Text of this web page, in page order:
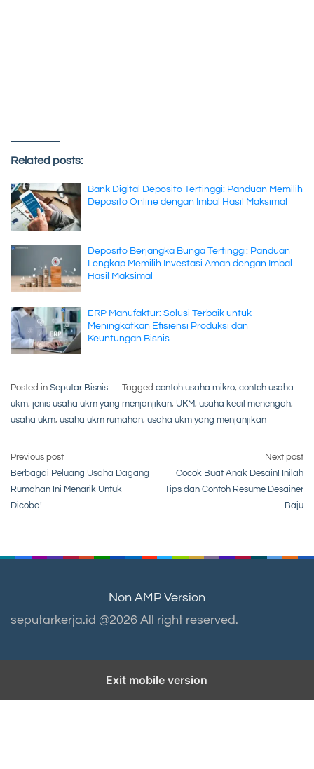
Related posts:
Bank Digital Deposito Tertinggi: Panduan Memilih
Deposito Online dengan Imbal Hasil Maksimal
Deposito Berjangka Bunga Tertinggi: Panduan
Lengkap Memilih Investasi Aman dengan Imbal
Hasil Maksimal
ERP Manufaktur: Solusi Terbaik untuk
Meningkatkan Efisiensi Produksi dan
Keuntungan Bisnis
Posted in Seputar Bisnis Tagged contoh usaha mikro, contoh usaha
ukm, jenis usaha ukm yang menjanjikan, UKM, usaha kecil menengah,
usaha ukm, usaha ukm rumahan, usaha ukm yang menjanjikan
Post
navigation
Previous post
Berbagai Peluang Usaha Dagang
Rumahan Ini Menarik Untuk
Dicoba!
Next post
Cocok Buat Anak Desain! Inilah
Tips dan Contoh Resume Desainer
Baju
Non AMP Version
seputarkerja.id @2026 All right reserved.
Exit mobile version